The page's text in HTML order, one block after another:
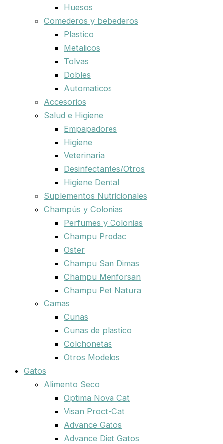
Huesos
Comederos y bebederos
Plastico
Metalicos
Tolvas
Dobles
Automaticos
Accesorios
Salud e Higiene
Empapadores
Higiene
Veterinaria
Desinfectantes/Otros
Higiene Dental
Suplementos Nutricionales
Champús y Colonias
Perfumes y Colonias
Champu Prodac
Oster
Champu San Dimas
Champu Menforsan
Champu Pet Natura
Camas
Cunas
Cunas de plastico
Colchonetas
Otros Modelos
Gatos
Alimento Seco
Optima Nova Cat
Visan Proct-Cat
Advance Gatos
Advance Diet Gatos